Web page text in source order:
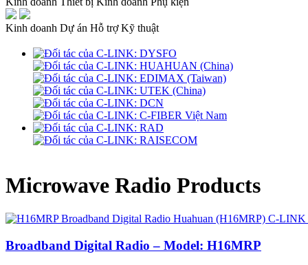
Kinh doanh Dự án Hỗ trợ Kỹ thuật
Microwave Radio Products
Broadband Digital Radio – Model: H16MRP